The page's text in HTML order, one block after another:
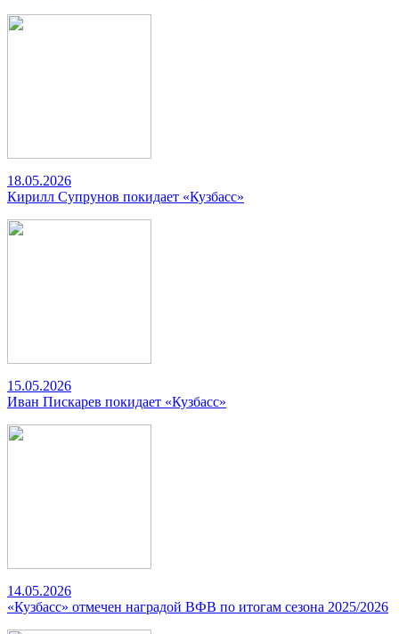
18.05.2026
Кирилл Супрунов покидает «Кузбасс»
15.05.2026
Иван Пискарев покидает «Кузбасс»
14.05.2026
«Кузбасс» отмечен наградой ВФВ по итогам сезона 2025/2026